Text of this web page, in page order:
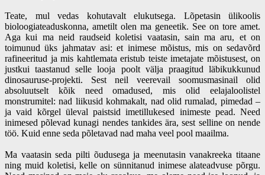
Teate, mul vedas kohutavalt elukutsega. Lõpetasin ülikoolis
bioloogiateaduskonna, ametilt olen ma geneetik. See on tore amet.
Aga kui ma neid raudseid koletisi vaatasin, sain ma aru, et on
toimunud üks jahmatav asi: et inimese mõistus, mis on sedavõrd
rafineeritud ja mis kahtlemata eristub teiste imetajate mõistusest, on
justkui taastanud selle looja poolt välja praagitud läbikukkunud
dinosauruse-projekti. Sest neil veerevail soomusmasinail olid
absoluutselt kõik need omadused, mis olid eelajaloolistel
monstrumitel: nad liikusid kohmakalt, nad olid rumalad, pimedad –
ja vaid kõrgel üleval paistsid imetillukesed inimeste pead. Need
inimesed põlevad kunagi nendes tankides ära, sest selline on nende
töö. Kuid enne seda põletavad nad maha veel pool maailma.
Ma vaatasin seda pilti õudusega ja meenutasin vanakreeka titaane
ning muid koletisi, kelle on sünnitanud inimese alateadvuse põrgu.